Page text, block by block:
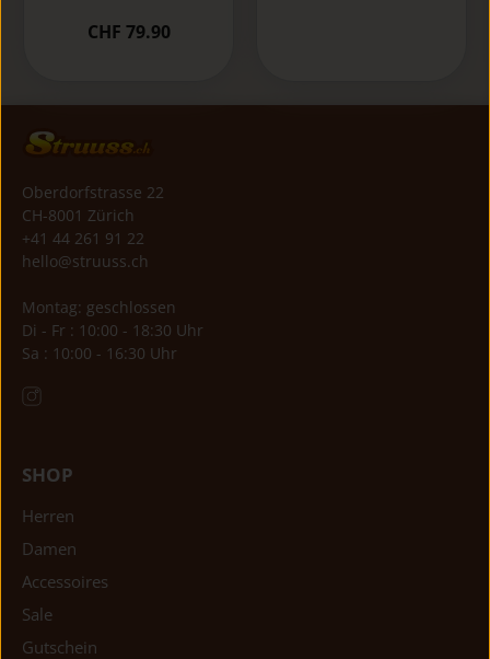
CHF 79.90
Oberdorfstrasse 22
CH-8001 Zürich
+41 44 261 91 22
hello@struuss.ch
Montag: geschlossen
Di - Fr : 10:00 - 18:30 Uhr
Sa : 10:00 - 16:30 Uhr
SHOP
Herren
Damen
Accessoires
Sale
Gutschein